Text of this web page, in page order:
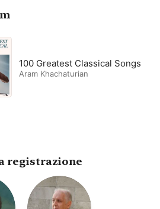
100 Greatest Classical Songs
Aram Khachaturian
registrazione